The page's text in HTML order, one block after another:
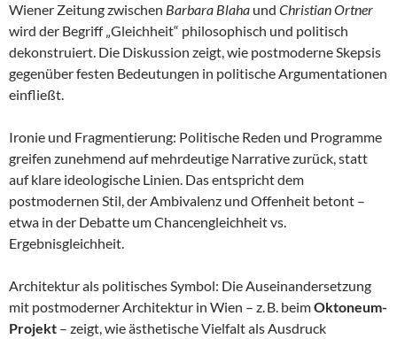
Wiener Zeitung zwischen Barbara Blaha und Christian Ortner
wird der Begriff „Gleichheit“ philosophisch und politisch
dekonstruiert. Die Diskussion zeigt, wie postmoderne Skepsis
gegenüber festen Bedeutungen in politische Argumentationen
einfließt.
Ironie und Fragmentierung: Politische Reden und Programme
greifen zunehmend auf mehrdeutige Narrative zurück, statt
auf klare ideologische Linien. Das entspricht dem
postmodernen Stil, der Ambivalenz und Offenheit betont –
etwa in der Debatte um Chancengleichheit vs.
Ergebnisgleichheit.
Architektur als politisches Symbol: Die Auseinandersetzung
mit postmoderner Architektur in Wien – z. B. beimOktoneum-
Projekt – zeigt, wie ästhetische Vielfalt als Ausdruck